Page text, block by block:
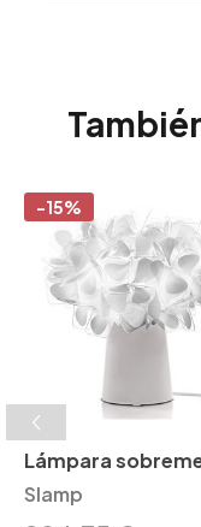
-15%
Lámpara
Clizia Slamp
Slamp